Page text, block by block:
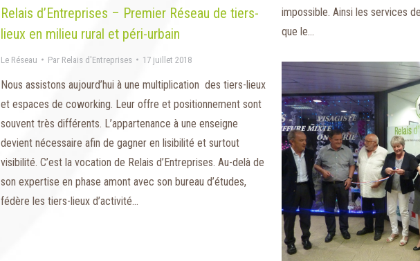
impossible. Ainsi les services
que le…
Relais d’Entreprises – Premier Réseau de tiers-
lieux en milieu rural et péri-urbain
Le Réseau Par Relais d'Entreprises 17 juillet 2018
Nous assistons aujourd’hui à une multiplication des tiers-lieux
et espaces de coworking. Leur offre et positionnement sont
souvent très différents. L’appartenance à une enseigne
devient nécessaire afin de gagner en lisibilité et surtout
visibilité. C’est la vocation de Relais d’Entreprises. Au-delà de
son expertise en phase amont avec son bureau d’études,
fédère les tiers-lieux d’activité…